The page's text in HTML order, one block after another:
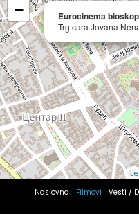
Eurocinema
Trg cara Jovana
−
Naslovna Filmovi Vesti /